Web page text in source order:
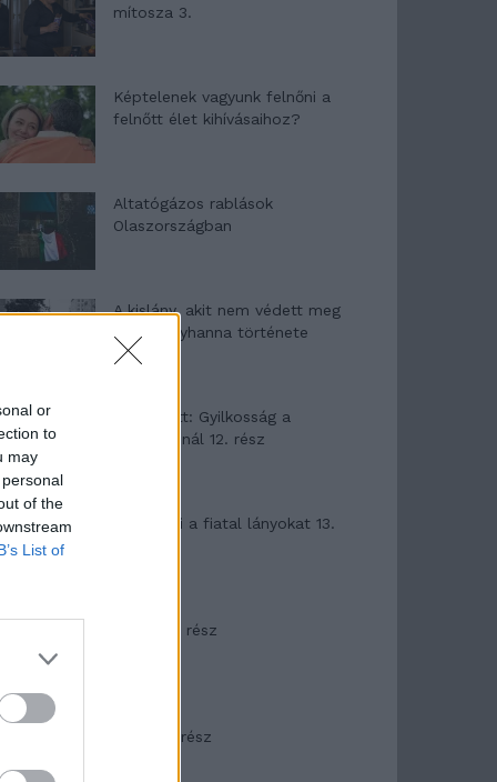
or
to
may
of the
List of
mítosza 3.
Képtelenek vagyunk felnőni a
felnőtt élet kihívásaihoz?
Altatógázos rablások
Olaszországban
A kislány, akit nem védett meg
senki – Lyhanna története
T. Barnett: Gyilkosság a
Garda-tónál 12. rész
T. szereti a fiatal lányokat 13.
Minka 10. rész
Minka 9. rész